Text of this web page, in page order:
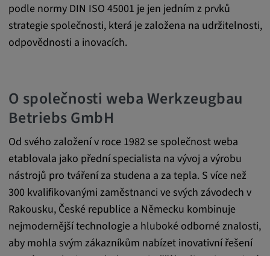
podle normy DIN ISO 45001 je jen jedním z prvků
strategie společnosti, která je založena na udržitelnosti,
odpovědnosti a inovacích.
O společnosti weba Werkzeugbau
Betriebs GmbH
Od svého založení v roce 1982 se společnost weba
etablovala jako přední specialista na vývoj a výrobu
nástrojů pro tváření za studena a za tepla. S více než
300 kvalifikovanými zaměstnanci ve svých závodech v
Rakousku, České republice a Německu kombinuje
nejmodernější technologie a hluboké odborné znalosti,
aby mohla svým zákazníkům nabízet inovativní řešení
ytidb::LAST_RESULT_ENTRY_KEY, yt-
player-lv, yt-player-bandaid-host, yt-player-
bandwidth
Účel:
VISITOR_INFO1_LIVE slouží k rozpoznání
a řešení problémů se službou. YSC používá
služba YouTube k ukládání uživatelských
vstupů a jejich přiřazování k akcím uživatele.
Trvání cookies:
1 rok
Vimeo